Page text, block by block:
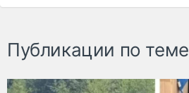
Публикации по теме